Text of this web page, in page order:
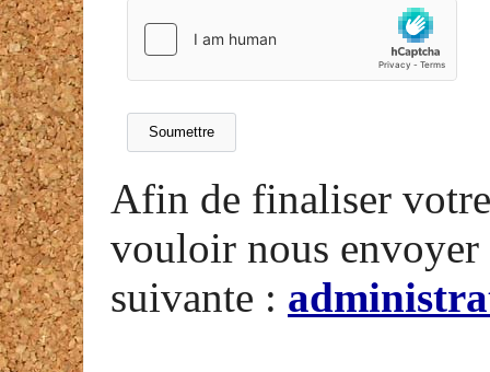
Afin de finaliser
vouloir nous envoyer
suivante :